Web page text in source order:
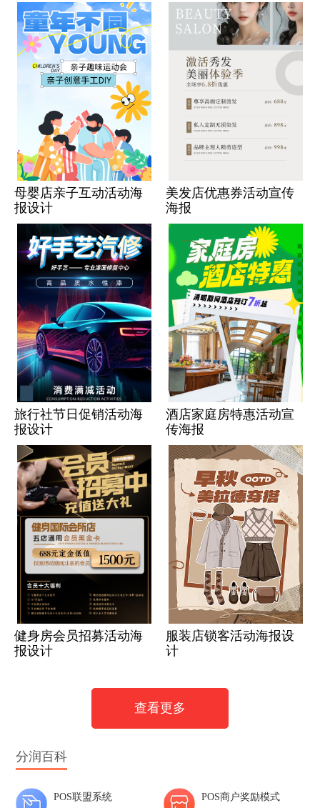
母婴店亲子互动活动海
报设计
美发店优惠券活动宣传
海报
旅行社节日促销活动海
报设计
酒店家庭房特惠活动宣
传海报
健身房会员招募活动海
报设计
服装店锁客活动海报设
计
查看更多
分润百科
POS联盟系统 POS商户奖励模式